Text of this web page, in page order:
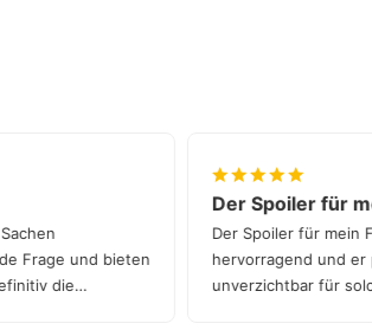
in Sachen
jede Frage und bieten
definitiv die
Der Spoiler
Der Spoiler für
hervorragend
unverzichtbar